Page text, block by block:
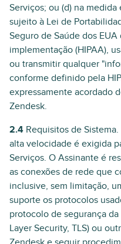
Serviços; ou (d) na
sujeito à Lei de
Seguro de Saúde dos
implementação (HIPAA),
ou transmitir qualquer
conforme definido pela
expressamente acordado
Zendesk.
2.4 Requisitos de
alta velocidade é exigida
Serviços. O Assinante é
as conexões de rede que
inclusive, sem limitação,
suporte os protocolos
protocolo de segurança
Layer Security, TLS) ou